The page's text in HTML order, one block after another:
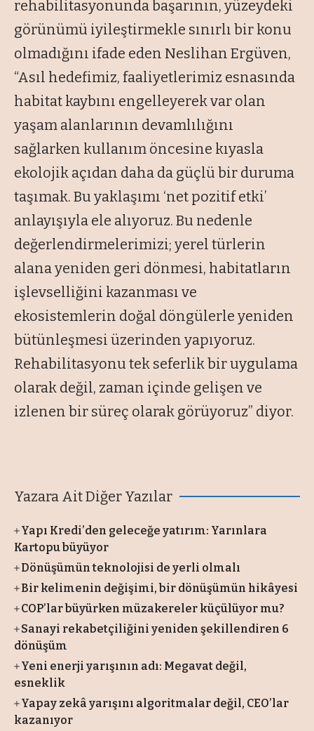
rehabilitasyonunda başarının, yüzeydeki
görünümü iyileştirmekle sınırlı bir konu
olmadığını ifade eden Neslihan Ergüven,
“Asıl hedefimiz, faaliyetlerimiz esnasında
habitat kaybını engelleyerek var olan
yaşam alanlarının devamlılığını
sağlarken kullanım öncesine kıyasla
ekolojik açıdan daha da güçlü bir duruma
taşımak. Bu yaklaşımı ‘net pozitif etki’
anlayışıyla ele alıyoruz. Bu nedenle
değerlendirmelerimizi; yerel türlerin
alana yeniden geri dönmesi, habitatların
işlevselliğini kazanması ve
ekosistemlerin doğal döngülerle yeniden
bütünleşmesi üzerinden yapıyoruz.
Rehabilitasyonu tek seferlik bir uygulama
olarak değil, zaman içinde gelişen ve
izlenen bir süreç olarak görüyoruz” diyor.
Yazara Ait Diğer Yazılar
Yapı Kredi’den geleceğe yatırım: Yarınlara
Kartopu büyüyor
Dönüşümün teknolojisi de yerli olmalı
Bir kelimenin değişimi, bir dönüşümün hikâyesi
COP’lar büyürken müzakereler küçülüyor mu?
Sanayi rekabetçiliğini yeniden şekillendiren 6
dönüşüm
Yeni enerji yarışının adı: Megavat değil,
esneklik
Yapay zekâ yarışını algoritmalar değil, CEO’lar
kazanıyor